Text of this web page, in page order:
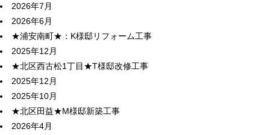
2026年7月
2026年6月
★浦安南町★：K様邸リフォーム工事
2025年12月
★北区西古松1丁目★T様邸改修工事
2025年12月
2025年10月
★北区田益★M様邸新築工事
2026年4月